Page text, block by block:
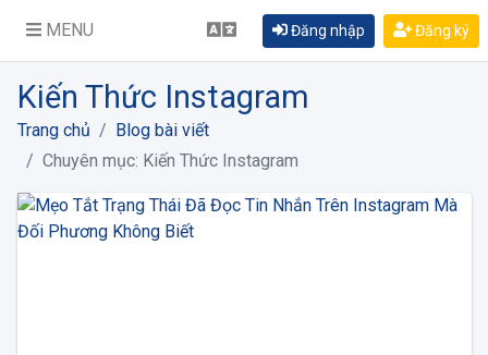
MENU Đăng nhập Đăng ký
Kiến Thức Instagram
Trang chủ
Blog bài viết
Chuyên mục: Kiến Thức Instagram